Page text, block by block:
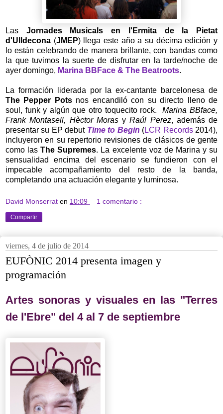
Las Jornades Musicals en l'Ermita de la Pietat
d'Ulldecona (JMEP) llega este año a su décima edición y
lo están celebrando de manera brillante, con bandas como
la que tuvimos la suerte de disfrutar en la tarde/noche de
ayer domingo, Marina BBFace & The Beatroots.
La formación liderada por la ex-cantante barcelonesa de
The Pepper Potsnos encandiló con su directo lleno de
soul, funk y algún que otro toquecito rock.Marina BBface,
Frank Montasell, Hèctor Moras y Raúl Perez, además de
presentar su EP debut Time to Begin (LCR Records2014),
incluyeron en su repertorio revisiones de clásicos de gente
como lasThe Supremes. La excelente voz de Marina y su
sensualidad encima del escenario se fundieron con el
impecable acompañamiento del resto de la banda,
completando una actuación elegante y luminosa.
David Monserrat en 10:09 1 comentario :
Compartir
viernes, 4 de julio de 2014
EUFÒNIC 2014 presenta imagen y
programación
Artes sonoras y visuales en las "Terres
de l'Ebre" del 4 al 7 de septiembre